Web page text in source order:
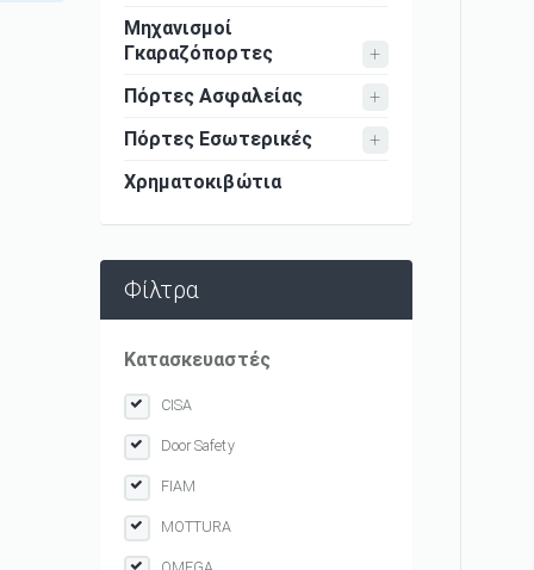
Μηχανισμοί
Γκαραζόπορτες
Πόρτες Ασφαλείας
Πόρτες Εσωτερικές
Χρηματοκιβώτια
Φίλτρα
Κατασκευαστές
CISA
Door Safety
FIAM
MOTTURA